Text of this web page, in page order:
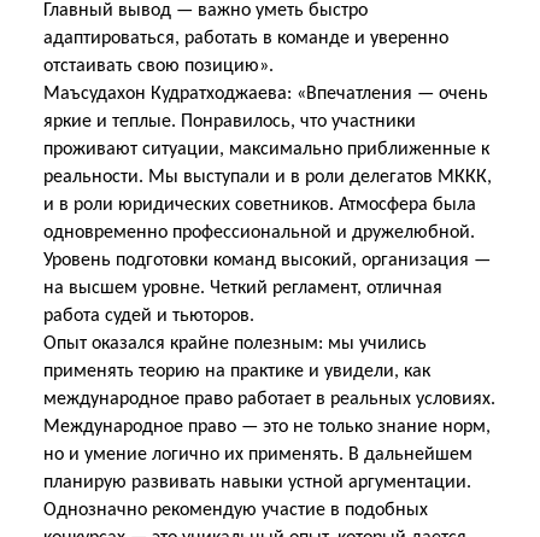
Главный вывод — важно уметь быстро
адаптироваться, работать в команде и уверенно
отстаивать свою позицию».
Маъсудахон Кудратходжаева: «Впечатления — очень
яркие и теплые. Понравилось, что участники
проживают ситуации, максимально приближенные к
реальности. Мы выступали и в роли делегатов МККК,
и в роли юридических советников. Атмосфера была
одновременно профессиональной и дружелюбной.
Уровень подготовки команд высокий, организация —
на высшем уровне. Четкий регламент, отличная
работа судей и тьюторов.
Опыт оказался крайне полезным: мы учились
применять теорию на практике и увидели, как
международное право работает в реальных условиях.
Международное право — это не только знание норм,
но и умение логично их применять. В дальнейшем
планирую развивать навыки устной аргументации.
Однозначно рекомендую участие в подобных